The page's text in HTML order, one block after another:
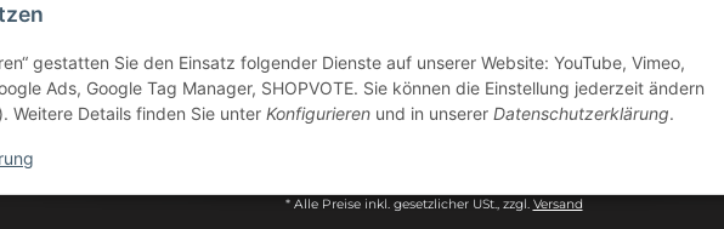
gestatten Sie den Einsatz folgender Dienste auf unserer Website: YouTube, Vimeo,
Ads, Google Tag Manager, SHOPVOTE. Sie können die Einstellung jederzeit ändern
Weitere Details finden Sie unter Konfigurieren und in unserer Datenschutzerklärung.
* Alle Preise inkl. gesetzlicher USt., zzgl. Versand